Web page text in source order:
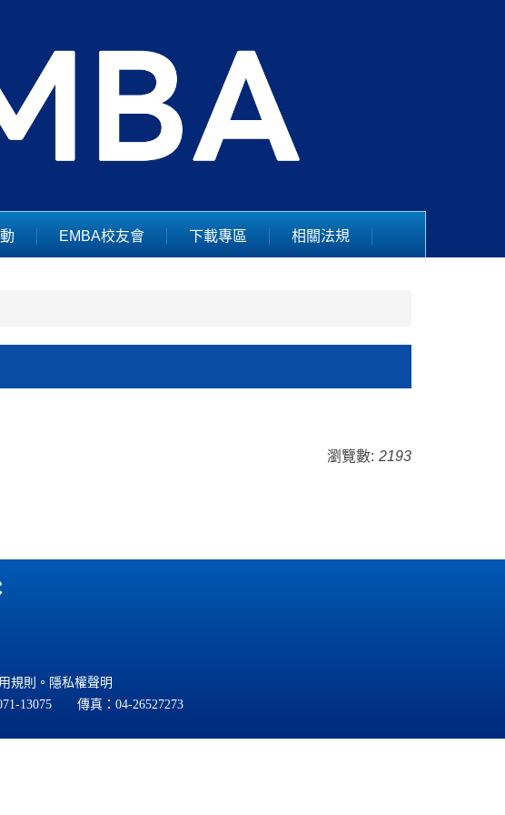
EMBA校友會 下載專區 相關法規
瀏覽數: 2193
規則 。 隱私權聲明
13075 傳真：04-26527273